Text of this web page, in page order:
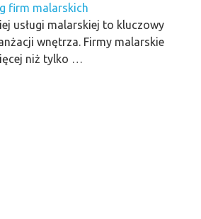
firm malarskich
usługi malarskiej to kluczowy
wnętrza. Firmy malarskie
niż tylko …